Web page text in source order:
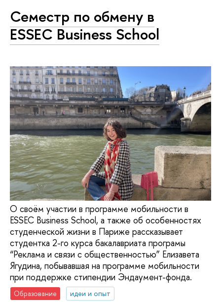
Семестр по обмену в
ESSEC Business School
О своём участии в программе мобильности в
ESSEC Business School, а также об особенностях
студенческой жизни в Париже рассказывает
студентка 2-го курса бакалавриата програмы
“Реклама и связи с общественностью” Елизавета
Ягудина, побывавшая на программе мобильности
при поддержке стипендии Эндаумент-фонда.
Образование
идеи и опыт